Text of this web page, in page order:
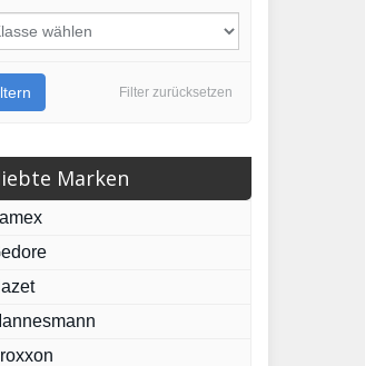
Filter zurücksetzen
Marken